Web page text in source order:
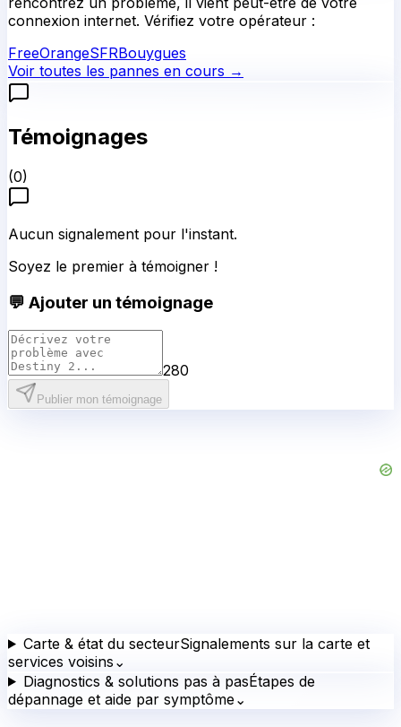
connexion internet. Vérifiez votre opérateur :
FreeOrangeSFRBouygues
Voir toutes les pannes en cours →
Témoignages
(0)
Aucun signalement pour l'instant.
Soyez le premier à témoigner !
💬 Ajouter un témoignage
280
Publier mon témoignage
Carte & état du secteurSignalements sur la carte et
services voisins ⌄
Diagnostics & solutions pas à pasÉtapes de
dépannage et aide par symptôme⌄